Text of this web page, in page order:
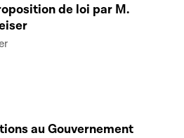
de loi par M.
au Gouvernement